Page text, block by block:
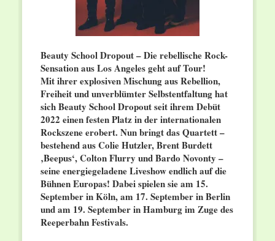
Beauty School Dropout – Die rebellische Rock-
Sensation aus Los Angeles geht auf Tour!
Mit ihrer explosiven Mischung aus Rebellion,
Freiheit und unverblümter Selbstentfaltung hat
sich Beauty School Dropout seit ihrem Debüt
2022 einen festen Platz in der internationalen
Rockszene erobert. Nun bringt das Quartett –
bestehend aus Colie Hutzler, Brent Burdett
‚Beepus‘, Colton Flurry und Bardo Novonty –
seine energiegeladene Liveshow endlich auf die
Bühnen Europas! Dabei spielen sie am 15.
September in Köln, am 17. September in Berlin
und am 19. September in Hamburg im Zuge des
Reeperbahn Festivals.